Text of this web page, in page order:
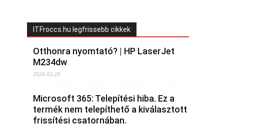
ITFroccs.hu legfrissebb cikkek
Otthonra nyomtató? | HP LaserJet
M234dw
2026-02-28
Microsoft 365: Telepítési hiba. Ez a
termék nem telepíthető a kiválasztott
frissítési csatornában.